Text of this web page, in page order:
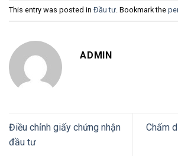
This entry was posted in Đầu tư . Bookmark the
ADMIN
Điều chỉnh giấy chứng nhận
đầu tư
Chấm